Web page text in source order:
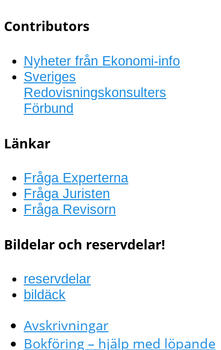
Contributors
Nyheter från Ekonomi-info
Sveriges
Redovisningskonsulters
Förbund
Länkar
Fråga Experterna
Fråga Juristen
Fråga Revisorn
Bildelar och reservdelar!
reservdelar
bildäck
Avskrivningar
Bokföring – hjälp med löpande